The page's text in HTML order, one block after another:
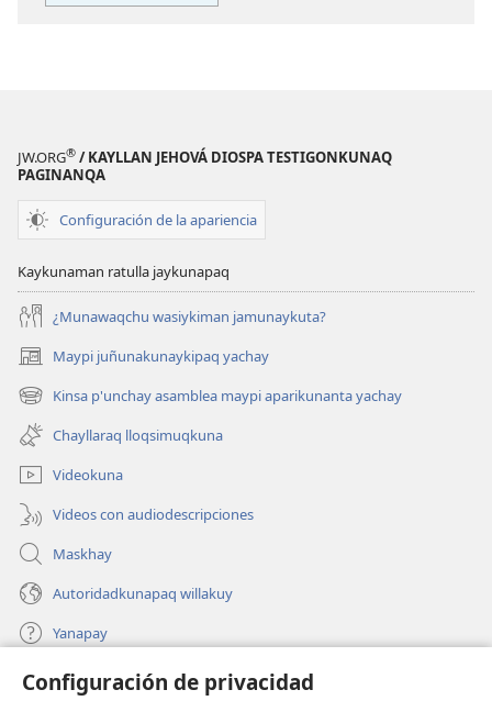
Configuración de privacidad
JW.ORG® / KAYLLAN JEHOVÁ DIOSPA TESTIGONKUNAQ
PAGINANQA
Configuración de la apariencia
Kaykunaman ratulla jaykunapaq
¿Munawaqchu wasiykiman jamunaykuta?
Maypi juñunakunaykipaq yachay
(abre
una
nueva
ventana)
Kinsa p'unchay asamblea maypi aparikunanta yachay
(abre
una
nueva
ventana)
Chayllaraq lloqsimuqkuna
Videokuna
Videos con audiodescripciones
Maskhay
Autoridadkunapaq willakuy
Yanapay
Donacionta churanapaq